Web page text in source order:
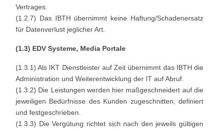
Vertrages.
(1.2.7) Das IBTH übernimmt keine Haftung/Schadenersatz
für Datenverlust jeglicher Art.
(1.3) EDV Systeme, Media Portale
(1.3.1) Als IKT Dienstleister auf Zeit übernimmt das IBTH die
Administration und Weiterentwicklung der IT auf Abruf.
(1.3.2) Die Leistungen werden hier maßgeschneidert auf die
jeweiligen Bedürfnisse des Kunden zugeschnitten, definiert
und festgeschrieben.
(1.3.3) Die Vergütung richtet sich nach den jeweils gültigen